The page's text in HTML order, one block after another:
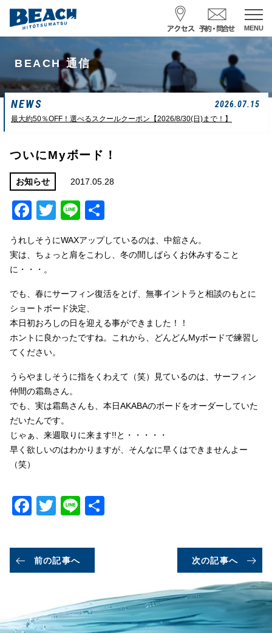
MENU
スクール予約・お問合せ
レンタル予約
サーフ ナミイーヨ
0475-32-7314
一松海岸 波情報
サイズ
ムネカタ前後
状態
ややザワ
BEACH 通信
NEWS 2026.07.15
最大約50％OFF！選べるスクールクーポン【2026/8/30(日)まで！】
ついにMyボード！
お知らせ 2017.05.28
Facebook
Twitter
Line
うれしそうにWAXアップしているのは、中舘さん。
実は、ちょっと肩をこわし、冬の間しばらくお休みすること
に・・・。
でも、春にサーフィン復活をとげ、無事イントラと相談のもとに
ショートボード決定、
本日初おろしの日を迎える事ができました！！
ホントに良かったですね。これから、どんどんMyボードで練習し
てください。
うらやましそうに指をくわえて（笑）見ているのは、サーフィン
仲間の霜島さん。
でも、実は霜島さんも、本日AKABAのボードをオーダーしていた
だいたんです。
じゃぁ、来週取りに来ます!!と・・・・・
早く欲しいのはわかりますが、そんなに早くはできませんよー
（笑）
Facebook
Twitter
Line
前の記事へ 次の記事へ